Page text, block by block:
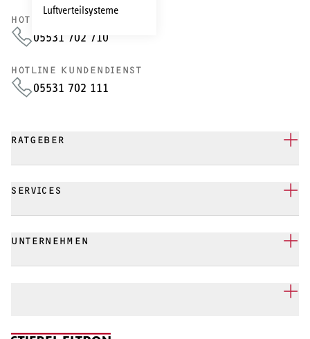
Luftverteilsysteme
HOTLINE VERTRIEB
05531 702 710
HOTLINE KUNDENDIENST
05531 702 111
RATGEBER
SERVICES
UNTERNEHMEN